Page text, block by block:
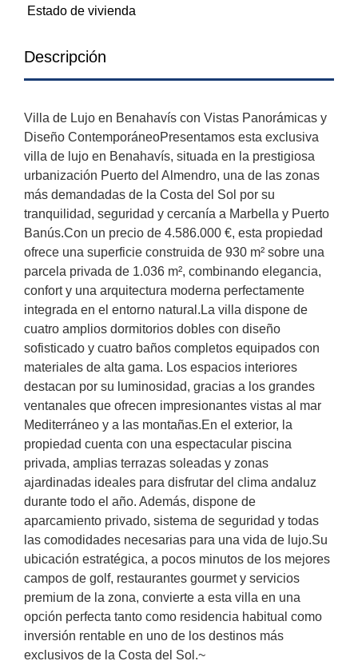
Estado de vivienda
Descripción
Villa de Lujo en Benahavís con Vistas Panorámicas y
Diseño ContemporáneoPresentamos esta exclusiva
villa de lujo en Benahavís, situada en la prestigiosa
urbanización Puerto del Almendro, una de las zonas
más demandadas de la Costa del Sol por su
tranquilidad, seguridad y cercanía a Marbella y Puerto
Banús.Con un precio de 4.586.000 €, esta propiedad
ofrece una superficie construida de 930 m² sobre una
parcela privada de 1.036 m², combinando elegancia,
confort y una arquitectura moderna perfectamente
integrada en el entorno natural.La villa dispone de
cuatro amplios dormitorios dobles con diseño
sofisticado y cuatro baños completos equipados con
materiales de alta gama. Los espacios interiores
destacan por su luminosidad, gracias a los grandes
ventanales que ofrecen impresionantes vistas al mar
Mediterráneo y a las montañas.En el exterior, la
propiedad cuenta con una espectacular piscina
privada, amplias terrazas soleadas y zonas
ajardinadas ideales para disfrutar del clima andaluz
durante todo el año. Además, dispone de
aparcamiento privado, sistema de seguridad y todas
las comodidades necesarias para una vida de lujo.Su
ubicación estratégica, a pocos minutos de los mejores
campos de golf, restaurantes gourmet y servicios
premium de la zona, convierte a esta villa en una
opción perfecta tanto como residencia habitual como
inversión rentable en uno de los destinos más
exclusivos de la Costa del Sol.~